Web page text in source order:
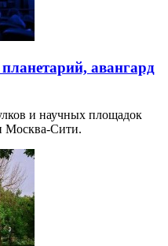
авангард
и научных площадок
Москва-Сити.